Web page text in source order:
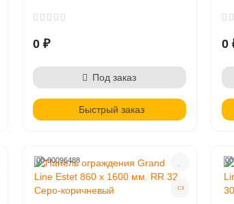
0 ₽
Под заказ
Быстрый заказ
0
00-00096488